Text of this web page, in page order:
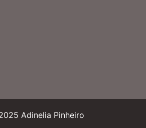
2025 Adinelia Pinheiro